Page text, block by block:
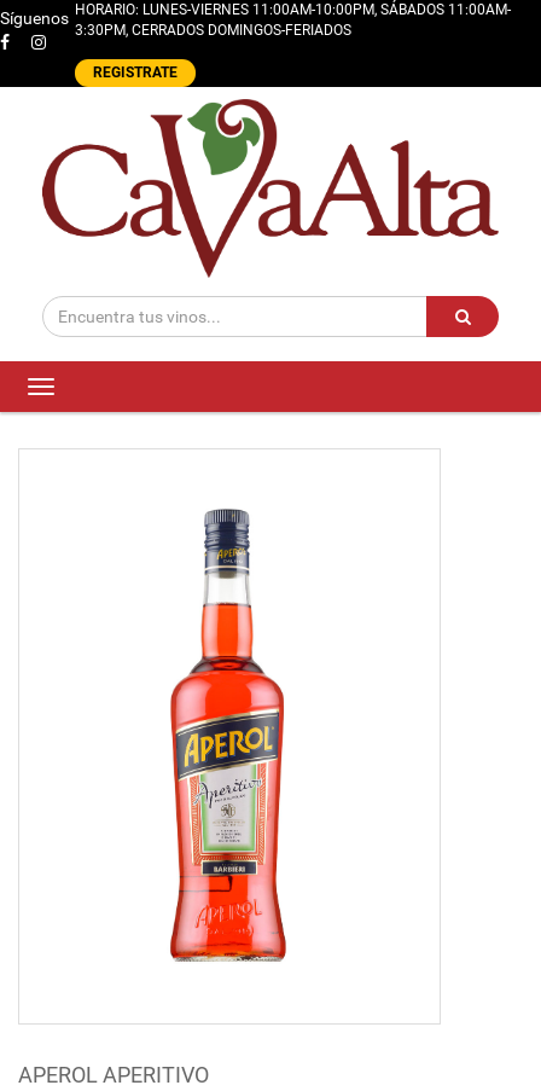
Síguenos HORARIO: LUNES-VIERNES 11:00AM-10:00PM, SÁBADOS 11:00AM-
3:30PM, CERRADOS DOMINGOS-FERIADOS
REGISTRATE
Toggle
navigation
APEROL APERITIVO